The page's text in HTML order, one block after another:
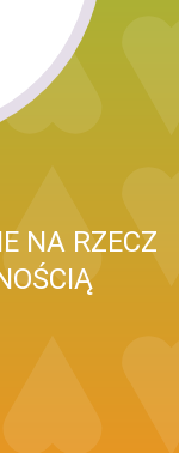
NA RZECZ